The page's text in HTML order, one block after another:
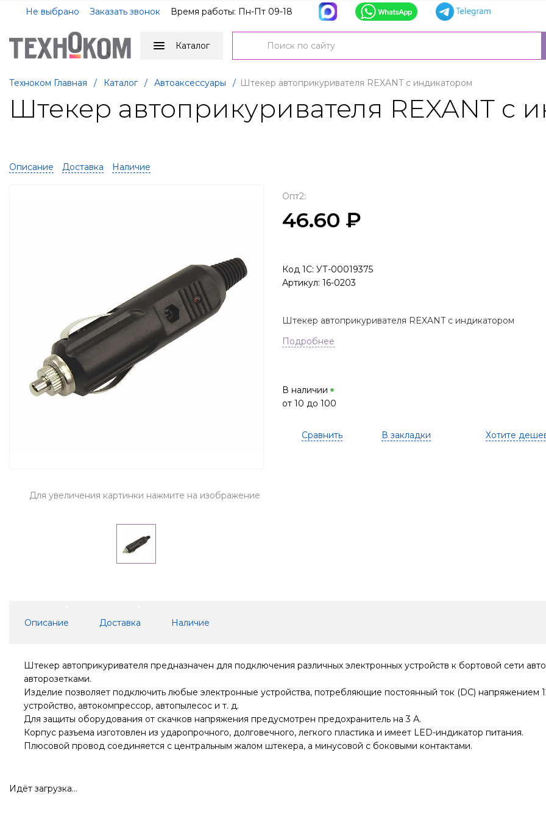
Не выбрано Заказать звонок Время работы: Пн-Пт 09-18
Каталог
Техноком Главная / Каталог / Автоаксессуары / Штекер автоприкуривателя REXANT с индикатором
Штекер автоприкуривателя REXANT с
Описание Доставка Наличие
Для увеличения картинки нажмите на изображение
Опт2:
46.60 ₽
Код 1С: УТ-00019375
Артикул: 16-0203
Штекер автоприкуривателя REXANT с индикатором
Подробнее
В наличии
от 10 до 100
Сравнить В закладки Хотите
Описание Доставка Наличие
Штекер автоприкуривателя предназначен для подключения различных электронных устройств к бортовой сети
авторозетками.
Изделие позволяет подключить любые электронные устройства, потребляющие постоянный ток (DC) напряжением
устройство, автокомпрессор, автопылесос и т. д.
Для защиты оборудования от скачков напряжения предусмотрен предохранитель на 3 А.
Корпус разъема изготовлен из ударопрочного, долговечного, легкого пластика и имеет LED-индикатор питания.
Плюсовой провод соединяется с центральным жалом штекера, а минусовой с боковыми контактами.
Идёт загрузка...